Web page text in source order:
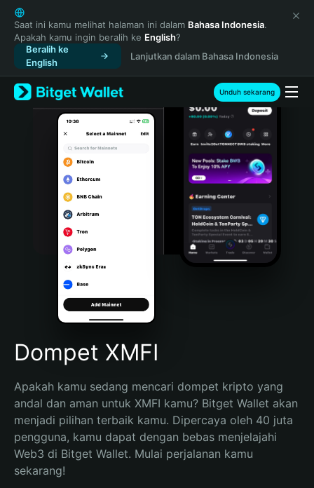
English
日本語
Tiếng Việt
Русский
Español (Latinoamérica)
Türkçe
Italiano
Português (Portugal)
Bahasa Indonesia
Português (Brasil)
Español (Argentina)
Saat ini kamu melihat halaman ini dalam Bahasa Indonesia.
Apakah kamu ingin beralih ke English?
Beralih ke
English
Lanjutkan dalam Bahasa Indonesia
Unduh sekarang
Dompet XMFI
Apakah kamu sedang mencari dompet kripto yang
andal dan aman untuk XMFI kamu? Bitget Wallet akan
menjadi pilihan terbaik kamu. Dipercaya oleh 40 juta
pengguna, kamu dapat dengan bebas menjelajahi
Web3 di Bitget Wallet. Mulai perjalanan kamu
sekarang!